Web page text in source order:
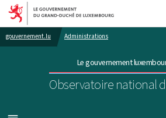
Aller au menu
Aller au contenu
gouvernement.lu Administrations
Le gouvernement
Observatoire national